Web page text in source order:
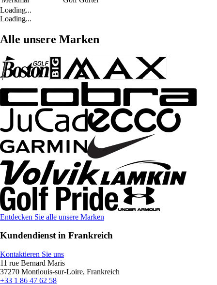
Loading...
Loading...
Alle unsere Marken
Entdecken Sie alle unsere Marken
Kundendienst in Frankreich
Kontaktieren Sie uns
11 rue Bernard Maris
37270 Montlouis-sur-Loire, Frankreich
+33 1 86 47 62 58